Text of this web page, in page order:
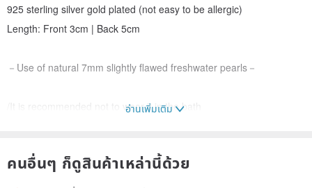
925 sterling silver gold plated (not easy to be allergic)
Length: Front 3cm | Back 5cm
－Use of natural 7mm slightly flawed freshwater pearls－
/It is recommended not to wear it in the bath
/The thickness of the ear acupuncture is 0.8mm, please think twice
อ่านเพิ่มเติม
คนอื่นๆ ก็ดูสินค้าเหล่านี้ด้วย